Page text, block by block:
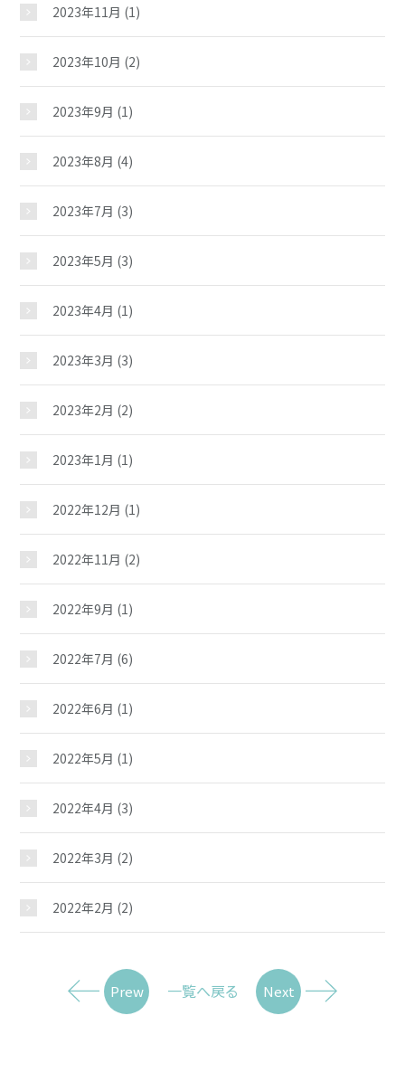
じどうかんだより
イベント
スケジュール
施設紹介
ギャラリー
夢ステーション
2023年11月 (1)
2023年10月 (2)
2023年9月 (1)
2023年8月 (4)
2023年7月 (3)
2023年5月 (3)
2023年4月 (1)
2023年3月 (3)
2023年2月 (2)
2023年1月 (1)
2022年12月 (1)
2022年11月 (2)
2022年9月 (1)
2022年7月 (6)
2022年6月 (1)
2022年5月 (1)
2022年4月 (3)
2022年3月 (2)
2022年2月 (2)
Prew 一覧へ戻る Next